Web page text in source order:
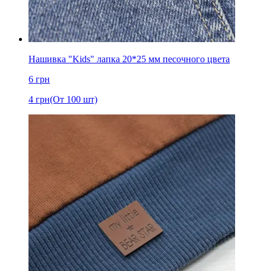
Нашивка "Kids" лапка 20*25 мм песочного цвета
6 грн
4 грн(От 100 шт)